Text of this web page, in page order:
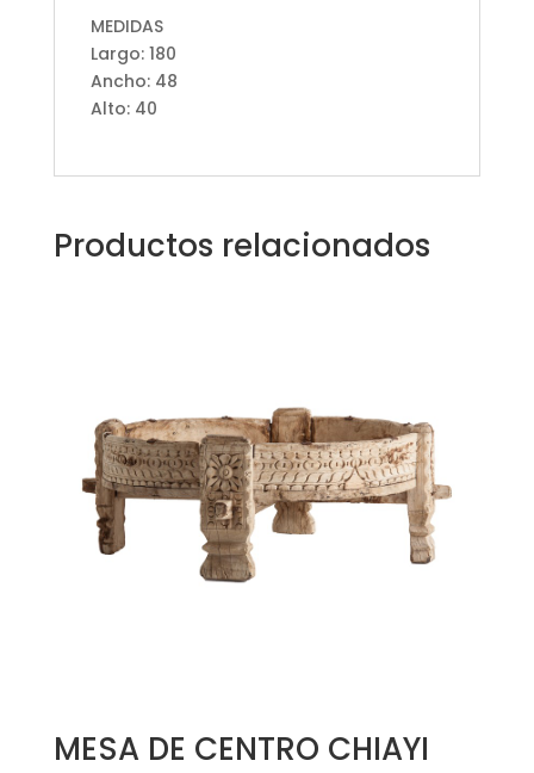
MEDIDAS
Largo: 180
Ancho: 48
Alto: 40
Productos relacionados
MESA DE CENTRO CHIAYI